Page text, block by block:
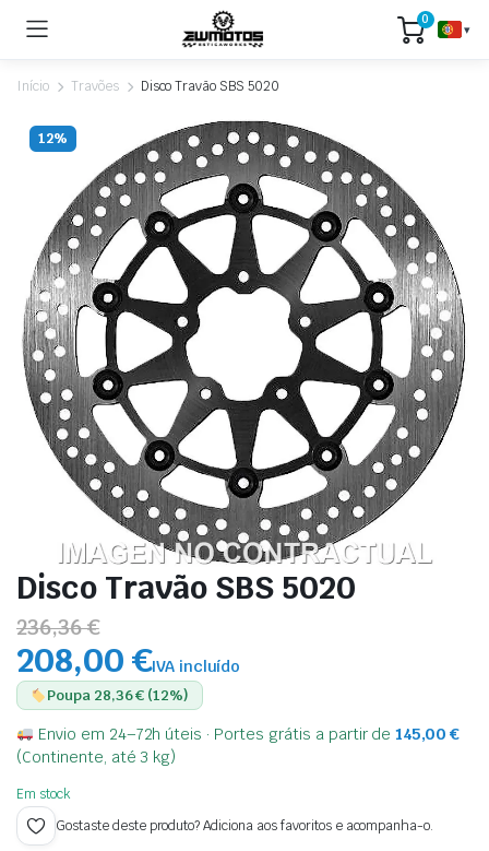
0
▾
Início Travões Disco Travão SBS 5020
12%
Disco Travão SBS 5020
236,36 €
208,00 €IVA incluído
Poupa 28,36 € (12%)
Envio em 24–72h úteis · Portes grátis a partir de145,00 €
(Continente, até 3 kg)
Em stock
Gostaste deste produto? Adiciona aos favoritos e acompanha-o.